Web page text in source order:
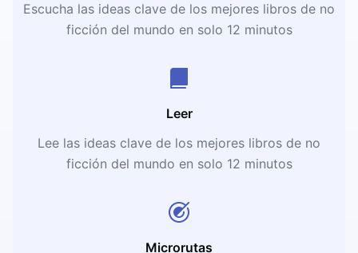
Escucha las ideas clave de los mejores libros de no
ficción del mundo en solo 12 minutos
Leer
Lee las ideas clave de los mejores libros de no
ficción del mundo en solo 12 minutos
Microrutas